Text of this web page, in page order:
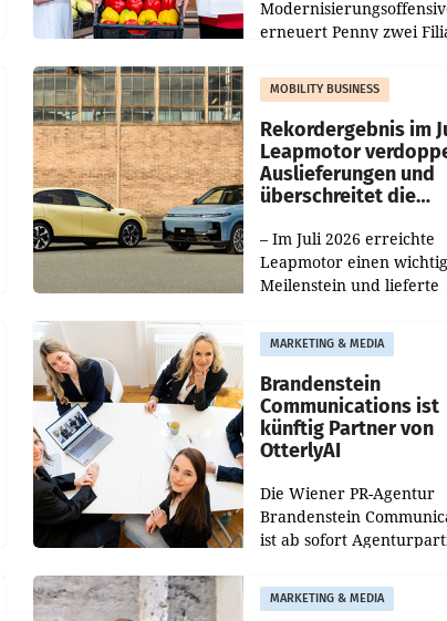
erneuert Penny zwei
Die beiden Standorte
Haag sowie im rund
MOBILITY BUSINESS
Rekordergebnis im
Leapmotor
Auslieferungen und
überschreitet die
– Im Juli 2026 erreichte
Leapmotor einen
Meilenstein und lieferte
aus, womit sich das
gegenüber Juli 2025
verdoppelte (+102
MARKETING & MEDIA
Brandenstein
Communications ist
künftig Partner von
OtterlyAI
Die Wiener PR-Agentur
Brandenstein
ist ab sofort
Optimierungsplattform
OtterlyAI. Damit baut die
MARKETING & MEDIA